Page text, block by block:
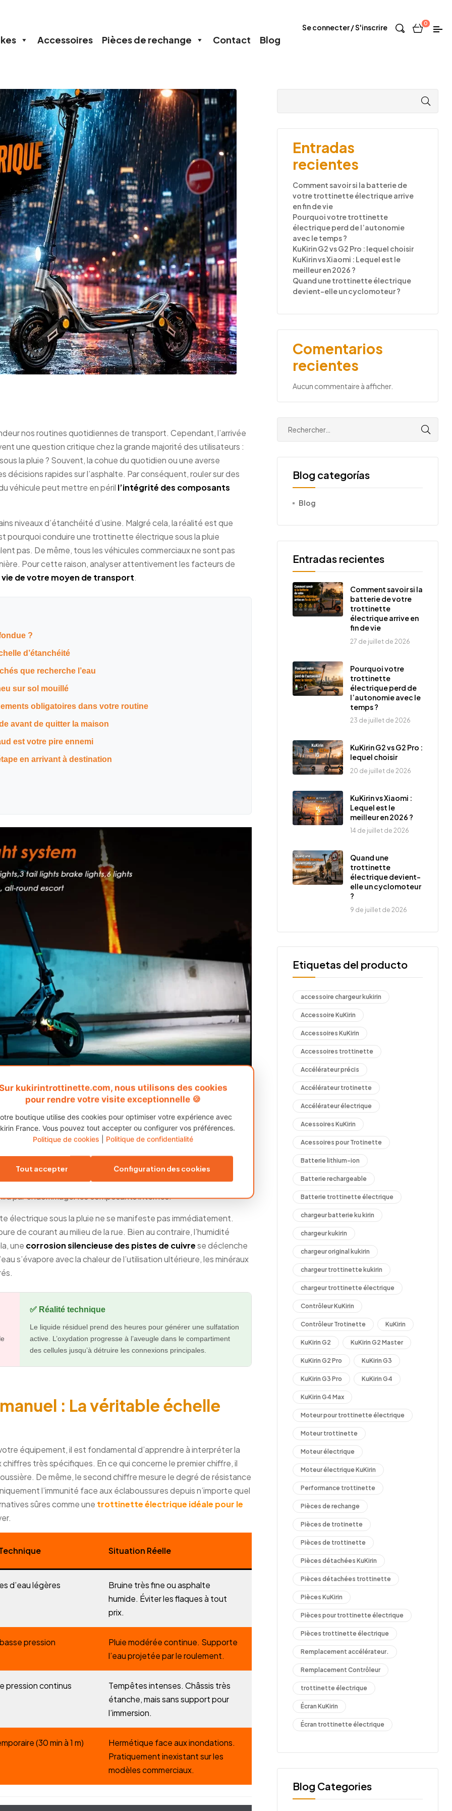
Accessoires Pièces de rechange Contact Blog
Se connecter / S'inscrire 0
nos routines quotidiennes de transport. Cependant, l’arrivée
une question critique chez la grande majorité des utilisateurs :
la pluie ? Souvent, la cohue du quotidien ou une averse
rapides sur l’asphalte. Par conséquent, rouler sur des
véhicule peut mettre en péril l’intégrité des composants
niveaux d’étanchéité d’usine. Malgré cela, la réalité est que
pourquoi conduire une trottinette électrique sous la pluie
pas. De même, tous les véhicules commerciaux ne sont pas
Pour cette raison, analyser attentivement les facteurs de
de votre moyen de transport.
?
d’étanchéité
que recherche l’eau
sur sol mouillé
obligatoires dans votre routine
avant de quitter la maison
est votre pire ennemi
en arrivant à destination
à l’eau ou batterie fondue ?
utiliser votre véhicule si vous êtes surpris par une légère bruine.
standardn’a pas été conçu pour un usage amphibie
pour supporter les éclaboussures minimales du
un déluge est une activité dangereuse. Ainsi, traverser des
par endommager les composants internes.
électrique sous la pluie ne se manifeste pas immédiatement.
de courant au milieu de la rue. Bien au contraire, l’humidité
une corrosion silencieuse des pistes de cuivrese déclenche
s’évapore avec la chaleur de l’utilisation ultérieure, les minéraux
✅ Réalité technique
Le liquide résiduel prend des heures pour générer une sulfatation
active. L’oxydation progresse à l’aveugle dans le compartiment
des cellules jusqu’à détruire les connexions principales.
: La véritable échelle
équipement, il est fondamental d’apprendre à interpréter la
très spécifiques. En ce qui concerne le premier chiffre, il
De même, le second chiffre mesure le degré de résistance
l’immunité face aux éclaboussures depuis n’importe quel
sûres comme une trottinette électrique idéale pour le
Situation Réelle
d’eau légères
Bruine très fine ou asphalte
humide. Éviter les flaques à tout
prix.
pression
Pluie modérée continue. Supporte
l’eau projetée par le roulement.
pression continus
Tempêtes intenses. Châssis très
étanche, mais sans support pour
l’immersion.
(30 min à 1 m)
Hermétique face aux inondations.
Pratiquement inexistant sur les
modèles commerciaux.
Entradas
recientes
Comment savoir si la batterie de
votre trottinette électrique arrive
en fin de vie
Pourquoi votre trottinette
électrique perd de l’autonomie
avec le temps ?
KuKirin G2 vs G2 Pro : lequel choisir
KuKirin vs Xiaomi : Lequel est le
meilleur en 2026 ?
Quand une trottinette électrique
devient-elle un cyclomoteur ?
Comentarios
recientes
Aucun commentaire à afficher.
Blog categorías
Blog
Entradas recientes
Comment savoir si la
batterie de votre
trottinette
électrique arrive en
fin de vie
27 de juillet de 2026
Pourquoi votre
trottinette
électrique perd de
l’autonomie avec le
temps ?
23 de juillet de 2026
KuKirin G2 vs G2 Pro :
lequel choisir
20 de juillet de 2026
KuKirin vs Xiaomi :
Lequel est le
meilleur en 2026 ?
14 de juillet de 2026
Quand une
trottinette
électrique devient-
elle un cyclomoteur
?
9 de juillet de 2026
Etiquetas del producto
accessoire chargeur kukirin
Accessoire KuKirin
Accessoires KuKirin
Accessoires trottinette
Accélérateur précis
Accélérateur trotinette
Accélérateur électrique
Acessoires KuKirin
Acessoires pour Trotinette
Batterie lithium-ion
Batterie rechargeable
Batterie trottinette électrique
chargeur batterie ku kirin
chargeur kukirin
chargeur original kukirin
chargeur trottinette kukirin
chargeur trottinette électrique
Contrôleur KuKirin
Contrôleur Trotinette KuKirin
KuKirin G2 KuKirin G2 Master
KuKirin G2 Pro KuKirin G3
KuKirin G3 Pro KuKirin G4
KuKirin G4 Max
Moteur pour trottinette électrique
Moteur trottinette
Moteur électrique
Moteur électrique KuKirin
Performance trottinette
Pièces de rechange
Pièces de trotinette
Pièces de trottinette
Pièces détachées KuKirin
Pièces détachées trottinette
Pièces KuKirin
Pièces pour trottinette électrique
Pièces trottinette électrique
Remplacement accélérateur.
Remplacement Contrôleur
trottinette électrique
Écran KuKirin
Écran trottinette électrique
Blog Categories
kukirintrottinette.com, nous utilisons des cookies
pour rendre votre visite exceptionnelle 🍪
boutique utilise des cookies pour optimiser votre expérience avec
France. Vous pouvez tout accepter ou configurer vos préférences.
Politique de cookies
Politique de confidentialité
Tout accepter Configuration des cookies